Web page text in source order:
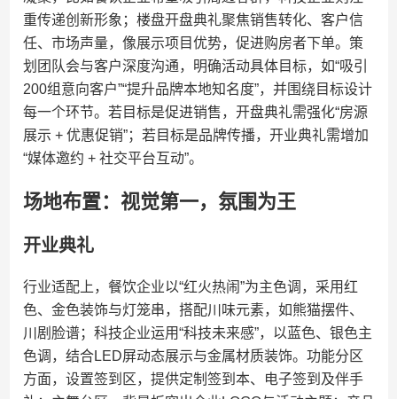
重传递创新形象；楼盘开盘典礼聚焦销售转化、客户信
任、市场声量，像展示项目优势，促进购房者下单。策
划团队会与客户深度沟通，明确活动具体目标，如“吸引
200组意向客户”“提升品牌本地知名度”，并围绕目标设计
每一个环节。若目标是促进销售，开盘典礼需强化“房源
展示 + 优惠促销”；若目标是品牌传播，开业典礼需增加
“媒体邀约 + 社交平台互动”。
场地布置：视觉第一，氛围为王
开业典礼
行业适配上，餐饮企业以“红火热闹”为主色调，采用红
色、金色装饰与灯笼串，搭配川味元素，如熊猫摆件、
川剧脸谱；科技企业运用“科技未来感”，以蓝色、银色主
色调，结合LED屏动态展示与金属材质装饰。功能分区
方面，设置签到区，提供定制签到本、电子签到及伴手